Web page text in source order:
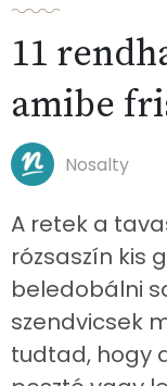
11
amibe
Nosalty
A retek a
rózsaszín kis
beledobálni
szendvicsek
tudtad, hogy